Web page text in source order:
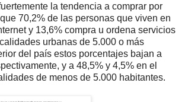
la tendencia a comprar por
70,2% de las personas que viven en
y 13,6% compra u ordena servicios
urbanas de 5.000 o más
del país estos porcentajes bajan a
y a 48,5% y 4,5% en el
de menos de 5.000 habitantes.